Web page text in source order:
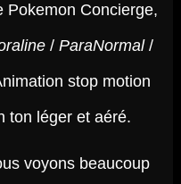
Pokemon Concierge,
/ ParaNormal/
stop motion
ton léger et aéré.
voyons beaucoup